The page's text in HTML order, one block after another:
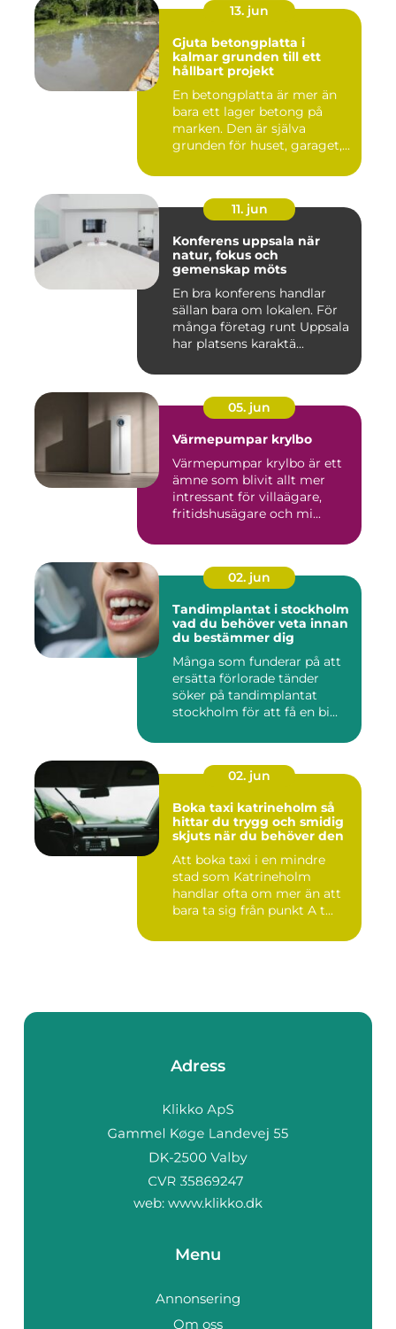
13. jun
Gjuta betongplatta i
kalmar grunden till ett
hållbart projekt
En betongplatta är mer än
bara ett lager betong på
marken. Den är själva
grunden för huset, garaget,...
11. jun
Konferens uppsala när
natur, fokus och
gemenskap möts
En bra konferens handlar
sällan bara om lokalen. För
många företag runt Uppsala
har platsens karaktä...
05. jun
Värmepumpar krylbo
Värmepumpar krylbo är ett
ämne som blivit allt mer
intressant för villaägare,
fritidshusägare och mi...
02. jun
Tandimplantat i stockholm
vad du behöver veta innan
du bestämmer dig
Många som funderar på att
ersätta förlorade tänder
söker på tandimplantat
stockholm för att få en bi...
02. jun
Boka taxi katrineholm så
hittar du trygg och smidig
skjuts när du behöver den
Att boka taxi i en mindre
stad som Katrineholm
handlar ofta om mer än att
bara ta sig från punkt A t...
Adress
web: www.klikko.dk
Menu
Annonsering
Om oss